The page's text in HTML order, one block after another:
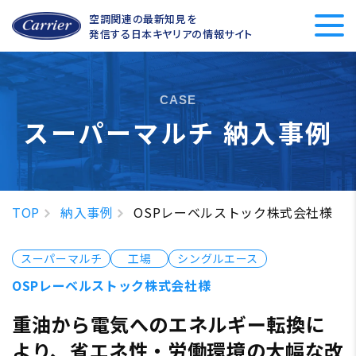
空調関連の最新知見を
発信する 日本キヤリアの情報サイト
CASE
スーパーマルチ 納入事例
TOP 納入事例 OSPレーベルストック株式会社様
スーパーマルチ 工場 シングルエース
OSPレーベルストック株式会社様
重油から電気へのエネルギー転換に
より、 省エネ性・労働環境の大幅な改